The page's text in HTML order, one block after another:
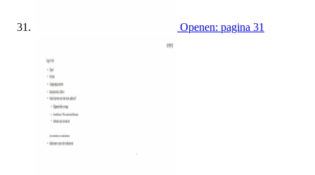
Openen: pagina 31